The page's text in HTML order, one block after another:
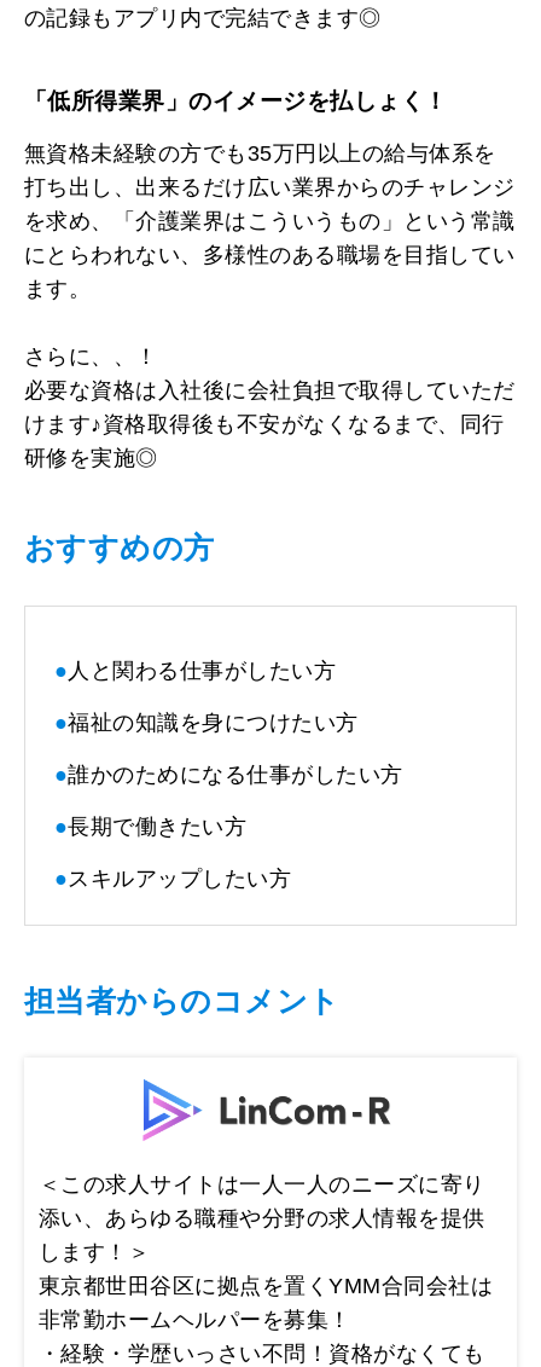
の記録もアプリ内で完結できます◎
「低所得業界」のイメージを払しょく！
無資格未経験の方でも35万円以上の給与体系を
打ち出し、出来るだけ広い業界からのチャレンジ
を求め、「介護業界はこういうもの」という常識
にとらわれない、多様性のある職場を目指してい
ます。
さらに、、！
必要な資格は入社後に会社負担で取得していただ
けます♪資格取得後も不安がなくなるまで、同行
研修を実施◎
おすすめの方
● 人と関わる仕事がしたい方
●福祉の知識を身につけたい方
●誰かのためになる仕事がしたい方
●長期で働きたい方
● スキルアップしたい方
担当者からのコメント
＜この求人サイトは一人一人のニーズに寄り
添い、あらゆる職種や分野の求人情報を提供
します！＞
東京都世田谷区に拠点を置くYMM合同会社は
非常勤ホームヘルパーを募集！
・経験・学歴いっさい不問！資格がなくても